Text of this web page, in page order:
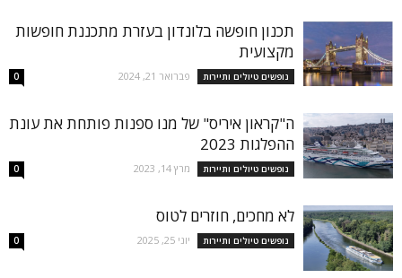
תכנון חופשה בלונדון בעזרת מתכננת חופשות
מקצועית
נופשים טיולים ותיירות פברואר 21, 2024 0
ה"קראון איריס" של מנו ספנות פותחת את עונת
ההפלגות 2023
נופשים טיולים ותיירות מרץ 14, 2023 0
לא מחכים, חוזרים לטוס
נופשים טיולים ותיירות יוני 25, 2025 0